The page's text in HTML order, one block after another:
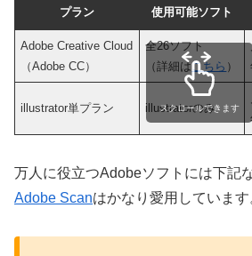
プラン 使用可能ソフト
Adobe Creative Cloud
（Adobe CC）
全26ソフト
（詳細はこちら ）
illustrator単プラン illustratorのみ
スクロールできます
万人に役立つAdobeソフトには下記
Adobe Scanはかなり愛用しています